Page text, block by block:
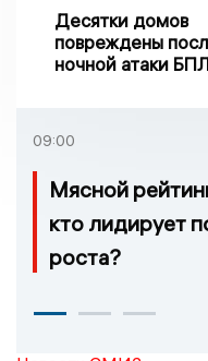
Десятки домов
повреждены
ночной атаки
09:00
Мясной
кто лидирует
роста?